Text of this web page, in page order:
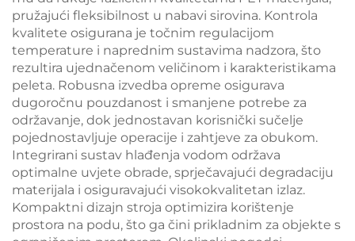
pružajući fleksibilnost u nabavi sirovina. Kontrola
kvalitete osigurana je točnim regulacijom
temperature i naprednim sustavima nadzora, što
rezultira ujednačenom veličinom i karakteristikama
peleta. Robusna izvedba opreme osigurava
dugoročnu pouzdanost i smanjene potrebe za
održavanje, dok jednostavan korisnički sučelje
pojednostavljuje operacije i zahtjeve za obukom.
Integrirani sustav hlađenja vodom održava
optimalne uvjete obrade, sprječavajući degradaciju
materijala i osiguravajući visokokvalitetan izlaz.
Kompaktni dizajn stroja optimizira korištenje
prostora na podu, što ga čini prikladnim za objekte s